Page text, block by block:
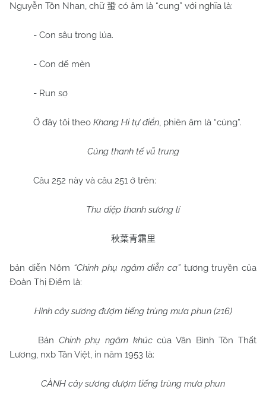
Nguyễn Tôn Nhan, chữ蛩 có âm là “cung” với nghĩa là:
- Con sâu trong lúa.
- Con dế mèn
- Run sợ
Ở đây tôi theo Khang Hi tự điển, phiên âm là “củng”.
Củng thanh tế vũ trung
Câu 252 này và câu 251 ở trên:
Thu diệp thanh sương lí
秋葉青霜里
bản diễn Nôm “Chinh phụ ngâm diễn ca”tương truyền của
Đoàn Thị Điểm là:
Hình cây sương đượm tiếng trùng mưa phun (216)
Bản Chinh phụ ngâm khúccủa Vân Bình Tôn Thất
Lương, nxb Tân Việt, in năm 1953 là:
CÀNH cây sương đượm tiếng trùng mưa phun